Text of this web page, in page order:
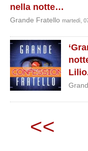
nella notte…
Grande Fratello martedì,
<<